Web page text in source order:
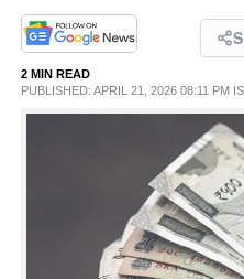
PHOTOS
LIFESTYLE
2 MIN READ
PUBLISHED: APRIL 21, 2026 08:11 PM